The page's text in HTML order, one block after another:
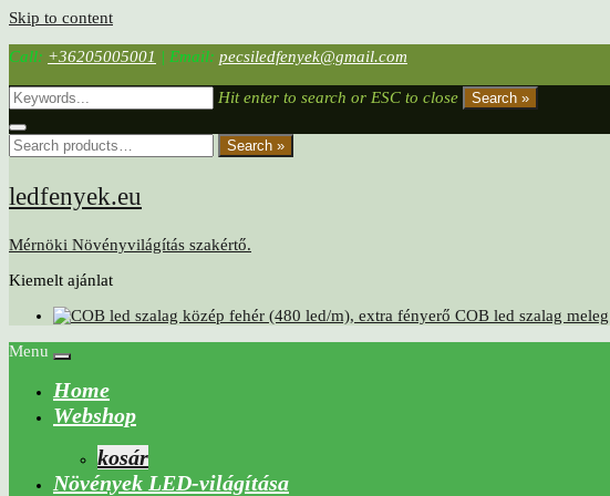
Skip to content
Call: +36205005001 | Email: pecsiledfenyek@gmail.com
Hit enter to search or ESC to close Search »
Search »
ledfenyek.eu
Mérnöki Növényvilágítás szakértő.
Kiemelt ajánlat
COB led szalag
Menu
Home
Webshop
kosár
Növények LED-világítása